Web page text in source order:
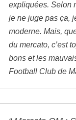
expliquées. Selon
je ne juge pas ça,
moderne. Mais,
du mercato, c’est
bons et les
Football Club de